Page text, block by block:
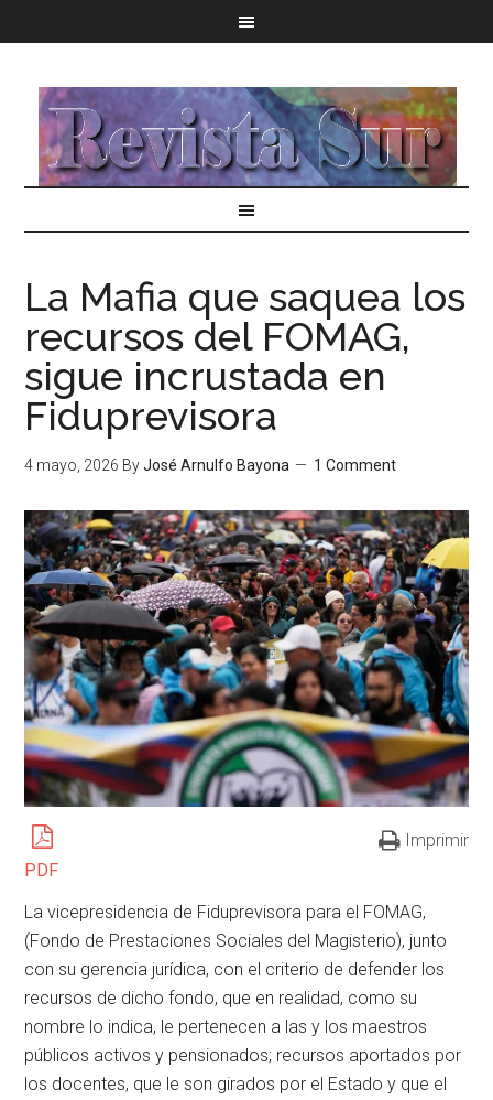
La Mafia que saquea los
recursos del FOMAG,
sigue incrustada en
Fiduprevisora
4 mayo, 2026 ByJosé Arnulfo Bayona 1 Comment
PDF
Imprimir
La vicepresidencia de Fiduprevisora para el FOMAG,
(Fondo de Prestaciones Sociales del Magisterio), junto
con su gerencia jurídica, con el criterio de defender los
recursos de dicho fondo, que en realidad, como su
nombre lo indica, le pertenecen a las y los maestros
públicos activos y pensionados; recursos aportados por
los docentes, que le son girados por el Estado y que el